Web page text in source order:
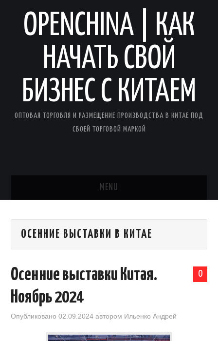
OPENCHINA | КАК
НАЧАТЬ СВОЙ
БИЗНЕС С КИТАЕМ
ОПТОВАЯ ТОРГОВЛЯ И РАЗМЕЩЕНИЕ ПРОИЗВОДСТВА В КИТАЕ ПОД
СВОЕЙ ТОРГОВОЙ МАРКОЙ
MENU
КАЛЕНДАРЬ ВЫСТАВОК В КИТАЕ
КЛУБ ИМПОРТЕРОВ
УСЛУГИ ПО БИЗНЕСУ С КИТАЕМ |
ОСЕННИЕ ВЫСТАВКИ В КИТАЕ
0
Осенние выставки Китая.
Ноябрь 2024
Опубликовано02.09.2024 автором Ильенко Андрей